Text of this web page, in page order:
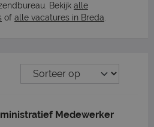
Bekijk alle
of alle vacatures in Breda
Medewerker